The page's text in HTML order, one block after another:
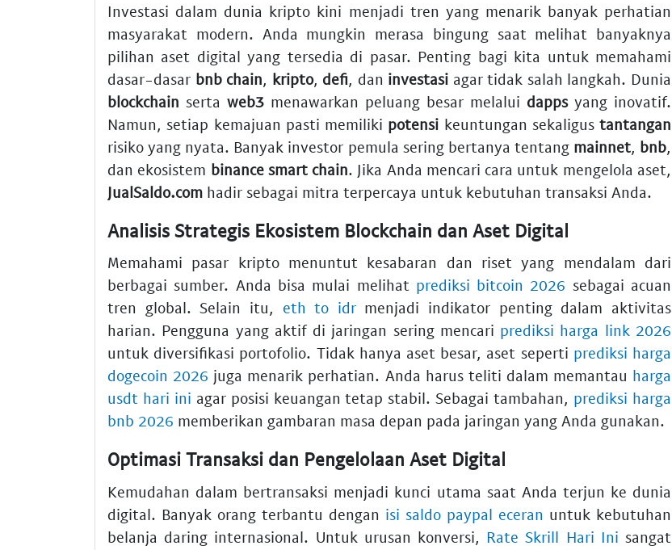
Investasi dalam dunia kripto kini menjadi tren yang menarik banyak perhatian
masyarakat modern. Anda mungkin merasa bingung saat melihat banyaknya
pilihan aset digital yang tersedia di pasar. Penting bagi kita untuk memahami
dasar-dasar bnb chain, kripto, defi, dan investasi agar tidak salah langkah. Dunia
blockchain serta web3 menawarkan peluang besar melalui dappsyang inovatif.
Namun, setiap kemajuan pasti memiliki potensi keuntungan sekaligus tantangan
risiko yang nyata. Banyak investor pemula sering bertanya tentang mainnet, bnb,
dan ekosistem binance smart chain. Jika Anda mencari cara untuk mengelola aset,
JualSaldo.com hadir sebagai mitra terpercaya untuk kebutuhan transaksi Anda.
Analisis Strategis Ekosistem Blockchain dan Aset Digital
Memahami pasar kripto menuntut kesabaran dan riset yang mendalam dari
berbagai sumber. Anda bisa mulai melihat prediksi bitcoin 2026 sebagai acuan
tren global. Selain itu, eth to idrmenjadi indikator penting dalam aktivitas
harian. Pengguna yang aktif di jaringan sering mencari prediksi harga link 2026
untuk diversifikasi portofolio. Tidak hanya aset besar, aset seperti prediksi harga
dogecoin 2026 juga menarik perhatian. Anda harus teliti dalam memantau harga
usdt hari ini agar posisi keuangan tetap stabil. Sebagai tambahan, prediksi harga
bnb 2026 memberikan gambaran masa depan pada jaringan yang Anda gunakan.
Optimasi Transaksi dan Pengelolaan Aset Digital
Kemudahan dalam bertransaksi menjadi kunci utama saat Anda terjun ke dunia
digital. Banyak orang terbantu dengan isi saldo paypal eceran untuk kebutuhan
belanja daring internasional. Untuk urusan konversi, Rate Skrill Hari Ini sangat